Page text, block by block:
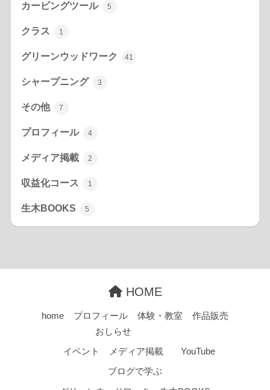
カービングツール 5
クラス 1
グリーンウッドワーク 41
シャープニング 3
その他 7
プロフィール 4
メディア掲載 2
収益化コース 1
生木BOOKS 5
HOME
home プロフィール 体験・教室
作品販売
おしらせ
イベント メディア掲載 YouTube
ブログで学ぶ